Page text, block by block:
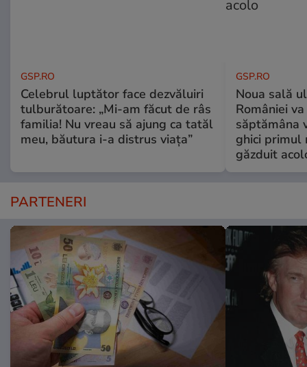
GSP.RO
Celebrul luptător face dezvăluiri
tulburătoare: „Mi-am făcut de râs
familia! Nu vreau să ajung ca tatăl
meu, băutura i-a distrus viața”
GSP.RO
Noua sală
României
săptămâna
ghici primul
găzduit
PARTENERI